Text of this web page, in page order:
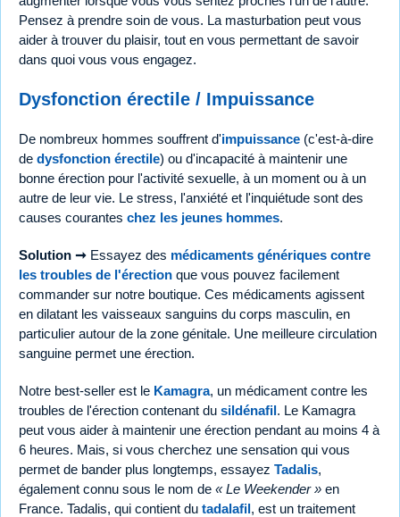
Pensez à prendre soin de vous. La masturbation peut vous
aider à trouver du plaisir, tout en vous permettant de savoir
dans quoi vous vous engagez.
Dysfonction érectile / Impuissance
De nombreux hommes souffrent d'impuissance (c'est-à-dire
de dysfonction érectile) ou d'incapacité à maintenir une
bonne érection pour l'activité sexuelle, à un moment ou à un
autre de leur vie. Le stress, l'anxiété et l'inquiétude sont des
causes courantes chez les jeunes hommes.
Solution ➞ Essayez des médicaments génériques contre
les troubles de l'érection que vous pouvez facilement
commander sur notre boutique. Ces médicaments agissent
en dilatant les vaisseaux sanguins du corps masculin, en
particulier autour de la zone génitale. Une meilleure circulation
sanguine permet une érection.
Notre best-seller est le Kamagra, un médicament contre les
troubles de l'érection contenant du sildénafil. Le Kamagra
peut vous aider à maintenir une érection pendant au moins 4 à
6 heures. Mais, si vous cherchez une sensation qui vous
permet de bander plus longtemps, essayez Tadalis,
également connu sous le nom de « Le Weekender » en
France. Tadalis, qui contient du tadalafil, est un traitement